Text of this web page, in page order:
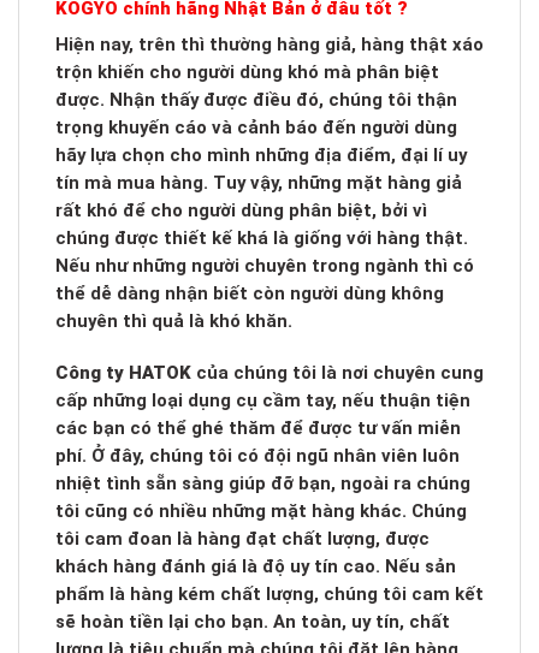
KOGYO chính hãng Nhật Bản ở đâu tốt ?
Hiện nay, trên thì thường hàng giả, hàng thật xáo
trộn khiến cho người dùng khó mà phân biệt
được. Nhận thấy được điều đó, chúng tôi thận
trọng khuyến cáo và cảnh báo đến người dùng
hãy lựa chọn cho mình những địa điểm, đại lí uy
tín mà mua hàng. Tuy vậy, những mặt hàng giả
rất khó để cho người dùng phân biệt, bởi vì
chúng được thiết kế khá là giống với hàng thật.
Nếu như những người chuyên trong ngành thì có
thể dễ dàng nhận biết còn người dùng không
chuyên thì quả là khó khăn.
Công ty HATOK của chúng tôi là nơi chuyên cung
cấp những loại dụng cụ cầm tay, nếu thuận tiện
các bạn có thể ghé thăm để được tư vấn miễn
phí. Ở đây, chúng tôi có đội ngũ nhân viên luôn
nhiệt tình sẵn sàng giúp đỡ bạn, ngoài ra chúng
tôi cũng có nhiều những mặt hàng khác. Chúng
tôi cam đoan là hàng đạt chất lượng, được
khách hàng đánh giá là độ uy tín cao. Nếu sản
phẩm là hàng kém chất lượng, chúng tôi cam kết
sẽ hoàn tiền lại cho bạn. An toàn, uy tín, chất